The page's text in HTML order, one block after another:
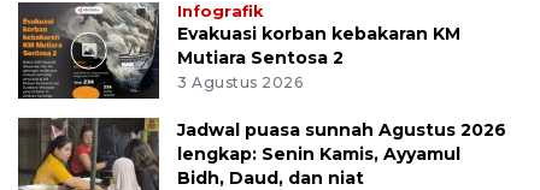
Infografik
Evakuasi korban kebakaran KM
Mutiara Sentosa 2
3 Agustus 2026
Jadwal puasa sunnah Agustus 2026
lengkap: Senin Kamis, Ayyamul
Bidh, Daud, dan niat